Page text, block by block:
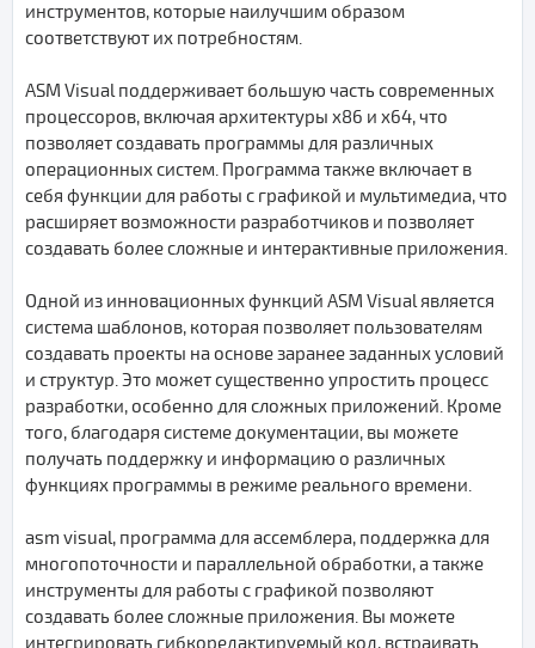
инструментов, которые наилучшим образом
соответствуют их потребностям.
ASM Visual поддерживает большую часть современных
процессоров, включая архитектуры x86 и x64, что
позволяет создавать программы для различных
операционных систем. Программа также включает в
себя функции для работы с графикой и мультимедиа, что
расширяет возможности разработчиков и позволяет
создавать более сложные и интерактивные приложения.
Одной из инновационных функций ASM Visual является
система шаблонов, которая позволяет пользователям
создавать проекты на основе заранее заданных условий
и структур. Это может существенно упростить процесс
разработки, особенно для сложных приложений. Кроме
того, благодаря системе документации, вы можете
получать поддержку и информацию о различных
функциях программы в режиме реального времени.
asm visual, программа для ассемблера, поддержка для
многопоточности и параллельной обработки, а также
инструменты для работы с графикой позволяют
создавать более сложные приложения. Вы можете
интегрировать гибкоредактируемый код, встраивать